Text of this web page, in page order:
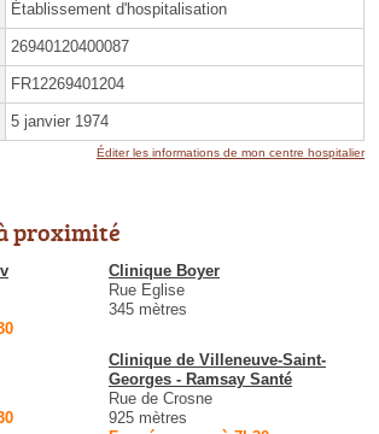
Établissement d'hospitalisation
26940120400087
FR12269401204
5 janvier 1974
Éditer les informations de mon centre hospitalier
proximité
Clinique Boyer
Rue Eglise
345 mètres
Clinique de Villeneuve-Saint-
Georges - Ramsay Santé
Rue de Crosne
925 mètres